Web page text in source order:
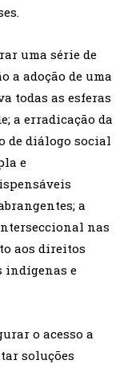
uma série de
a adoção de uma
todas as esferas
a erradicação da
de diálogo social
e
a
nas
aos direitos
indígenas e
o acesso a
soluções